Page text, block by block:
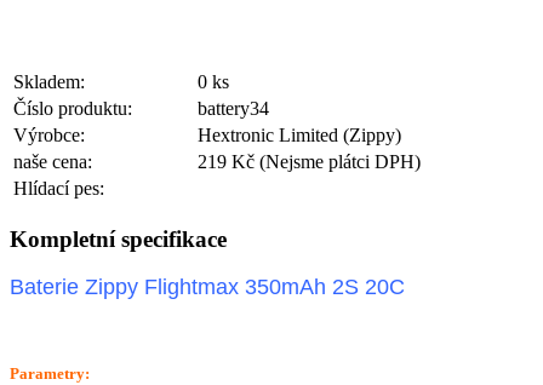
Skladem:
0 ks
Číslo produktu:
battery34
Výrobce:
Hextronic Limited (Zippy)
naše cena:
219 Kč (Nejsme plátci DPH)
Hlídací pes:
Kompletní specifikace
Baterie Zippy Flightmax 350mAh 2S 20C
Parametry: